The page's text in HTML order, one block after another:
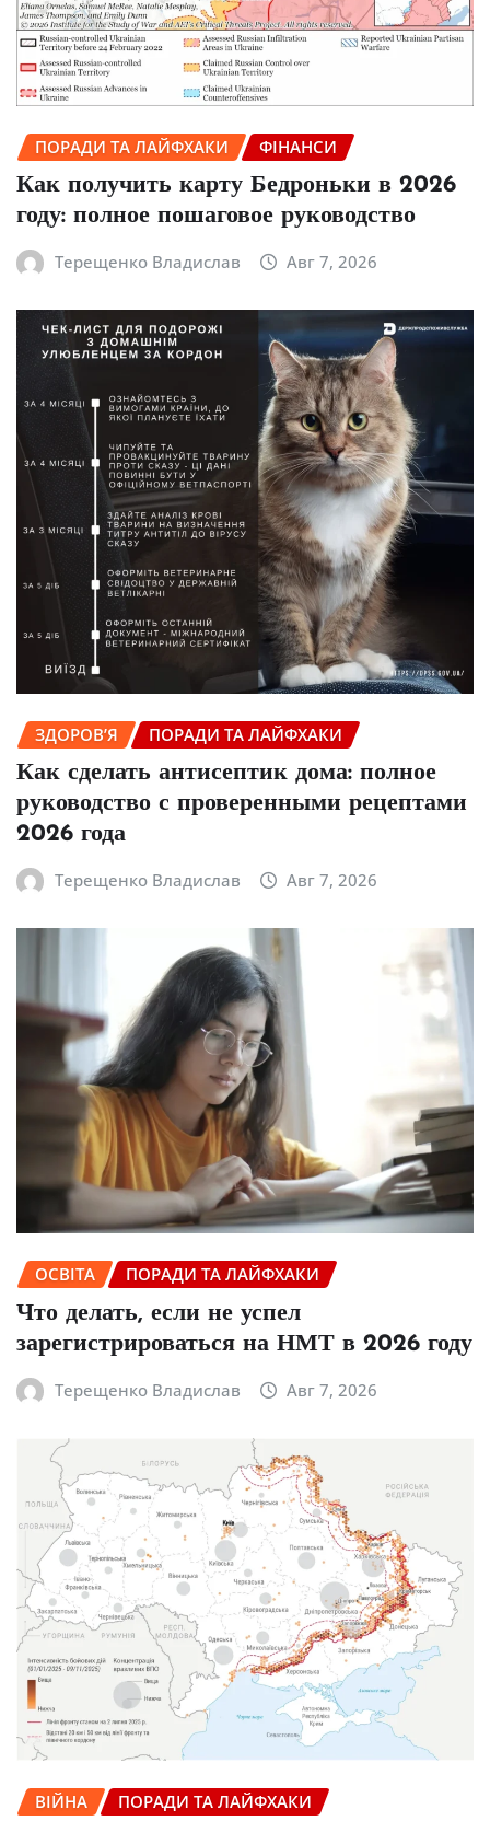
ПОРАДИ ТА ЛАЙФХАКИ ФІНАНСИ
Как получить карту Бедроньки в 2026
году: полное пошаговое руководство
Терещенко Владислав Авг 7, 2026
ЗДОРОВ’Я ПОРАДИ ТА ЛАЙФХАКИ
Как сделать антисептик дома: полное
руководство с проверенными рецептами
2026 года
Терещенко Владислав Авг 7, 2026
ОСВІТА ПОРАДИ ТА ЛАЙФХАКИ
Что делать, если не успел
зарегистрироваться на НМТ в 2026 году
Терещенко Владислав Авг 7, 2026
ВІЙНА ПОРАДИ ТА ЛАЙФХАКИ